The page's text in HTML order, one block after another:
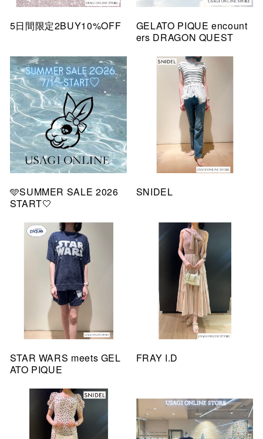
5日間限定2BUY10%OFF
GELATO PIQUE encount
ers DRAGON QUEST
🩵SUMMER SALE 2026
START🤍
SNIDEL
STAR WARS meets GEL
ATO PIQUE
FRAY I.D